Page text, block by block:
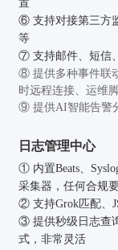
置
⑥ 支持对接第三方
等
⑦ 支持邮件、短信
⑧ 提供多种事件联
时远程连接、运维
⑨ 提供AI智能告警
日志管理中心
① 内置Beats、
采集器，任何合规
② 支持Grok匹配、
③ 提供秒级日志查
式，非常灵活